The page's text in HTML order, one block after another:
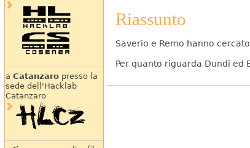
a Catanzaropresso la
sede dell'Hacklab
Catanzaro
Riassunto
Saverio e Remo hanno
Per quanto riguarda Dundi ed